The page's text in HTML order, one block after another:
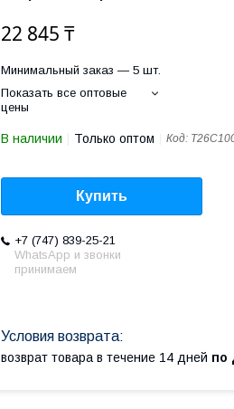
22 845 ₸
Минимальный заказ — 5 шт.
Показать все оптовые
цены
В наличии Только оптом Код:
Купить
+7 (747) 839-25-21
WhatsApp и звонки
принимаем
возврат товара в течение 14 дней по